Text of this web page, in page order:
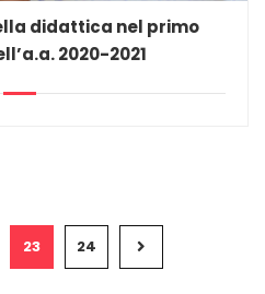
didattica nel primo
2020-2021
23 24